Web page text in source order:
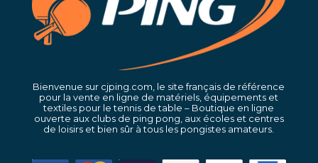
Bienvenue sur cjping.com, le site français de référence
pour la vente en ligne de matériels, équipements et
textiles pour le tennis de table – Boutique en ligne
ouverte aux clubs de ping pong, aux écoles et centres
de loisirs et bien sûr à tous les pongistes amateurs.